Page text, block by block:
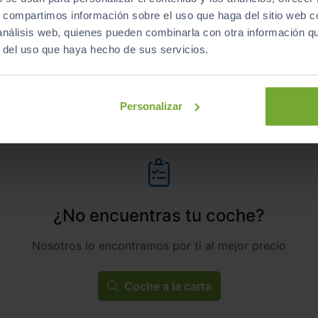
información sobre el uso que haga del sitio web
web, quienes pueden combinarla con otra información
uso que haya hecho de sus servicios.
Personalizar
Automático
Híbrido
ECO
¿No encuentras tu coche?
Nosotros lo encontramos por ti al mejor precio
Coche a la carta